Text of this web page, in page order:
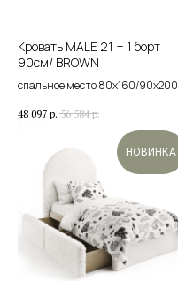
Кровать MALE 21 + 1 борт
90см/ BROWN
спальное место 80х160/90х200
48 097 р. 56 584 р.
НОВИНКА